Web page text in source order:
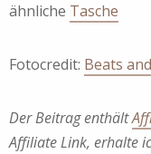
ähnliche Tasche
Fotocredit: Beats
Der Beitrag enthält
Affiliate Link, erhalte